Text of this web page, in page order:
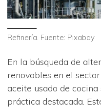
Refinería. Fuente: Pixabay
En la búsqueda de
renovables en el
aceite usado de
práctica destacada.